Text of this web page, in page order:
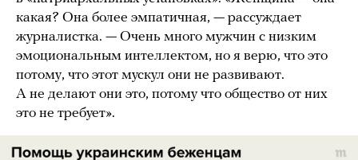
какая? Она более эмпатичная, — рассуждает
журналистка. — Очень много мужчин с низким
эмоциональным интеллектом, но я верю, что это
потому, что этот мускул они не развивают.
А не делают они это, потому что общество от них
это не требует».